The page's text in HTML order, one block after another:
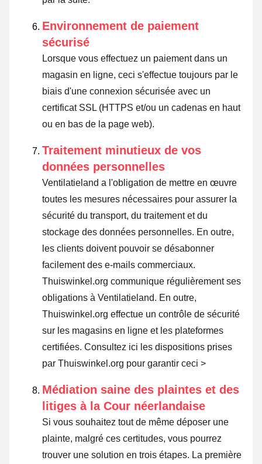
Environnement de paiement
sécurisé
Lorsque vous effectuez un paiement dans un
magasin en ligne, ceci s'effectue toujours par le
biais d'une connexion sécurisée avec un
certificat SSL (HTTPS et/ou un cadenas en haut
ou en bas de la page web).
Traitement minutieux de vos
données personnelles
Ventilatieland a l'obligation de mettre en œuvre
toutes les mesures nécessaires pour assurer la
sécurité du transport, du traitement et du
stockage des données personnelles. En outre,
les clients doivent pouvoir se désabonner
facilement des e-mails commerciaux.
Thuiswinkel.org communique régulièrement ses
obligations à Ventilatieland. En outre,
Thuiswinkel.org effectue un contrôle de sécurité
sur les magasins en ligne et les plateformes
certifiées. Consultez ici les dispositions prises
par Thuiswinkel.org pour garantir ceci >
Médiation saine des plaintes et des
litiges à la Cour néerlandaise
Si vous souhaitez tout de même déposer une
plainte, malgré ces certitudes, vous pourrez
trouver une solution en trois étapes. La première